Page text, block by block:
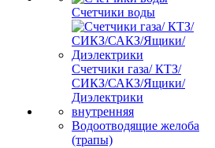
Счетчики воды
Счетчики газа/ КТЗ/
СИКЗ/САКЗ/Ящики/
Диэлектрики
внутренняя
Водоотводящие желоба
(трапы)